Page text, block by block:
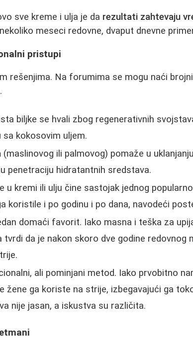
sve kreme i ulja je da rezultati zahtevaju
meseci redovne, dvaput dnevne
pristupi
rešenjima. Na forumima se mogu naći
biljke se hvali zbog regenerativnih
kokosovim uljem.
(maslinovog ili palmovog) pomaže u
penetraciju hidratantnih sredstava.
u kremi ili ulju čine sastojak jednog
koristile i po godinu i po dana, navodeći
domaći favorit. Iako masna i teška za
da je nakon skoro dve godine redovnog
ali pominjani metod. Iako prvobitno
žene ga koriste na strije, izbegavajući ga
nije jasan, a iskustva su različita.